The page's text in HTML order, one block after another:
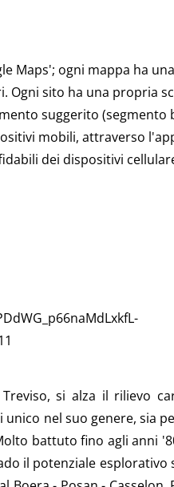
Maps'; ogni mappa ha
sito ha una propria
suggerito (segmento
mobili, attraverso
dei dispositivi
si alza il rilievo
nel suo genere, sia
battuto fino agli anni
il potenziale